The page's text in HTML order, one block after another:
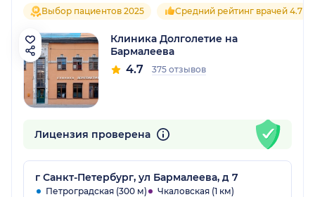
Выбор пациентов 2025 Средний рейтинг врачей 4.7
Клиника Долголетие на
Бармалеева
4.7 375 отзывов
Лицензия проверена
г Санкт-Петербург, ул Бармалеева, д 7
Петроградская (300 м)
Чкаловская (1 км)